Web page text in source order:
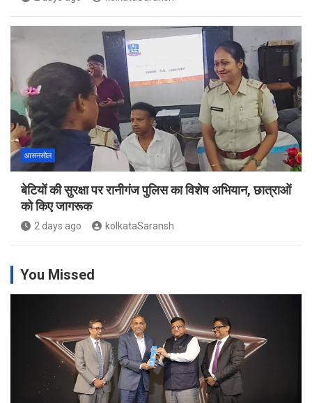
आसनसोल
बेटियों की सुरक्षा पर रानीगंज पुलिस का विशेष अभियान, छात्राओं
को किए जागरूक
2 days ago kolkataSaransh
You Missed